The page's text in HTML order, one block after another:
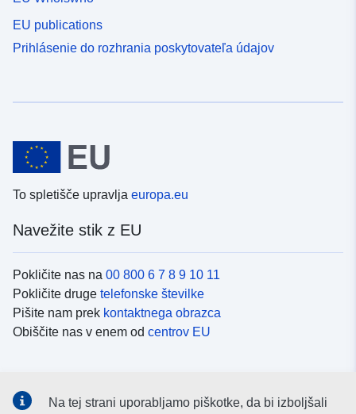
EU publications
Prihlásenie do rozhrania poskytovateľa údajov
To spletišče upravlja europa.eu
Navežite stik z EU
Pokličite nas na 00 800 6 7 8 9 10 11
Pokličite druge telefonske številke
Pišite nam prek kontaktnega obrazca
Obiščite nas v enem od centrov EU
Na tej strani uporabljamo piškotke, da bi izboljšali